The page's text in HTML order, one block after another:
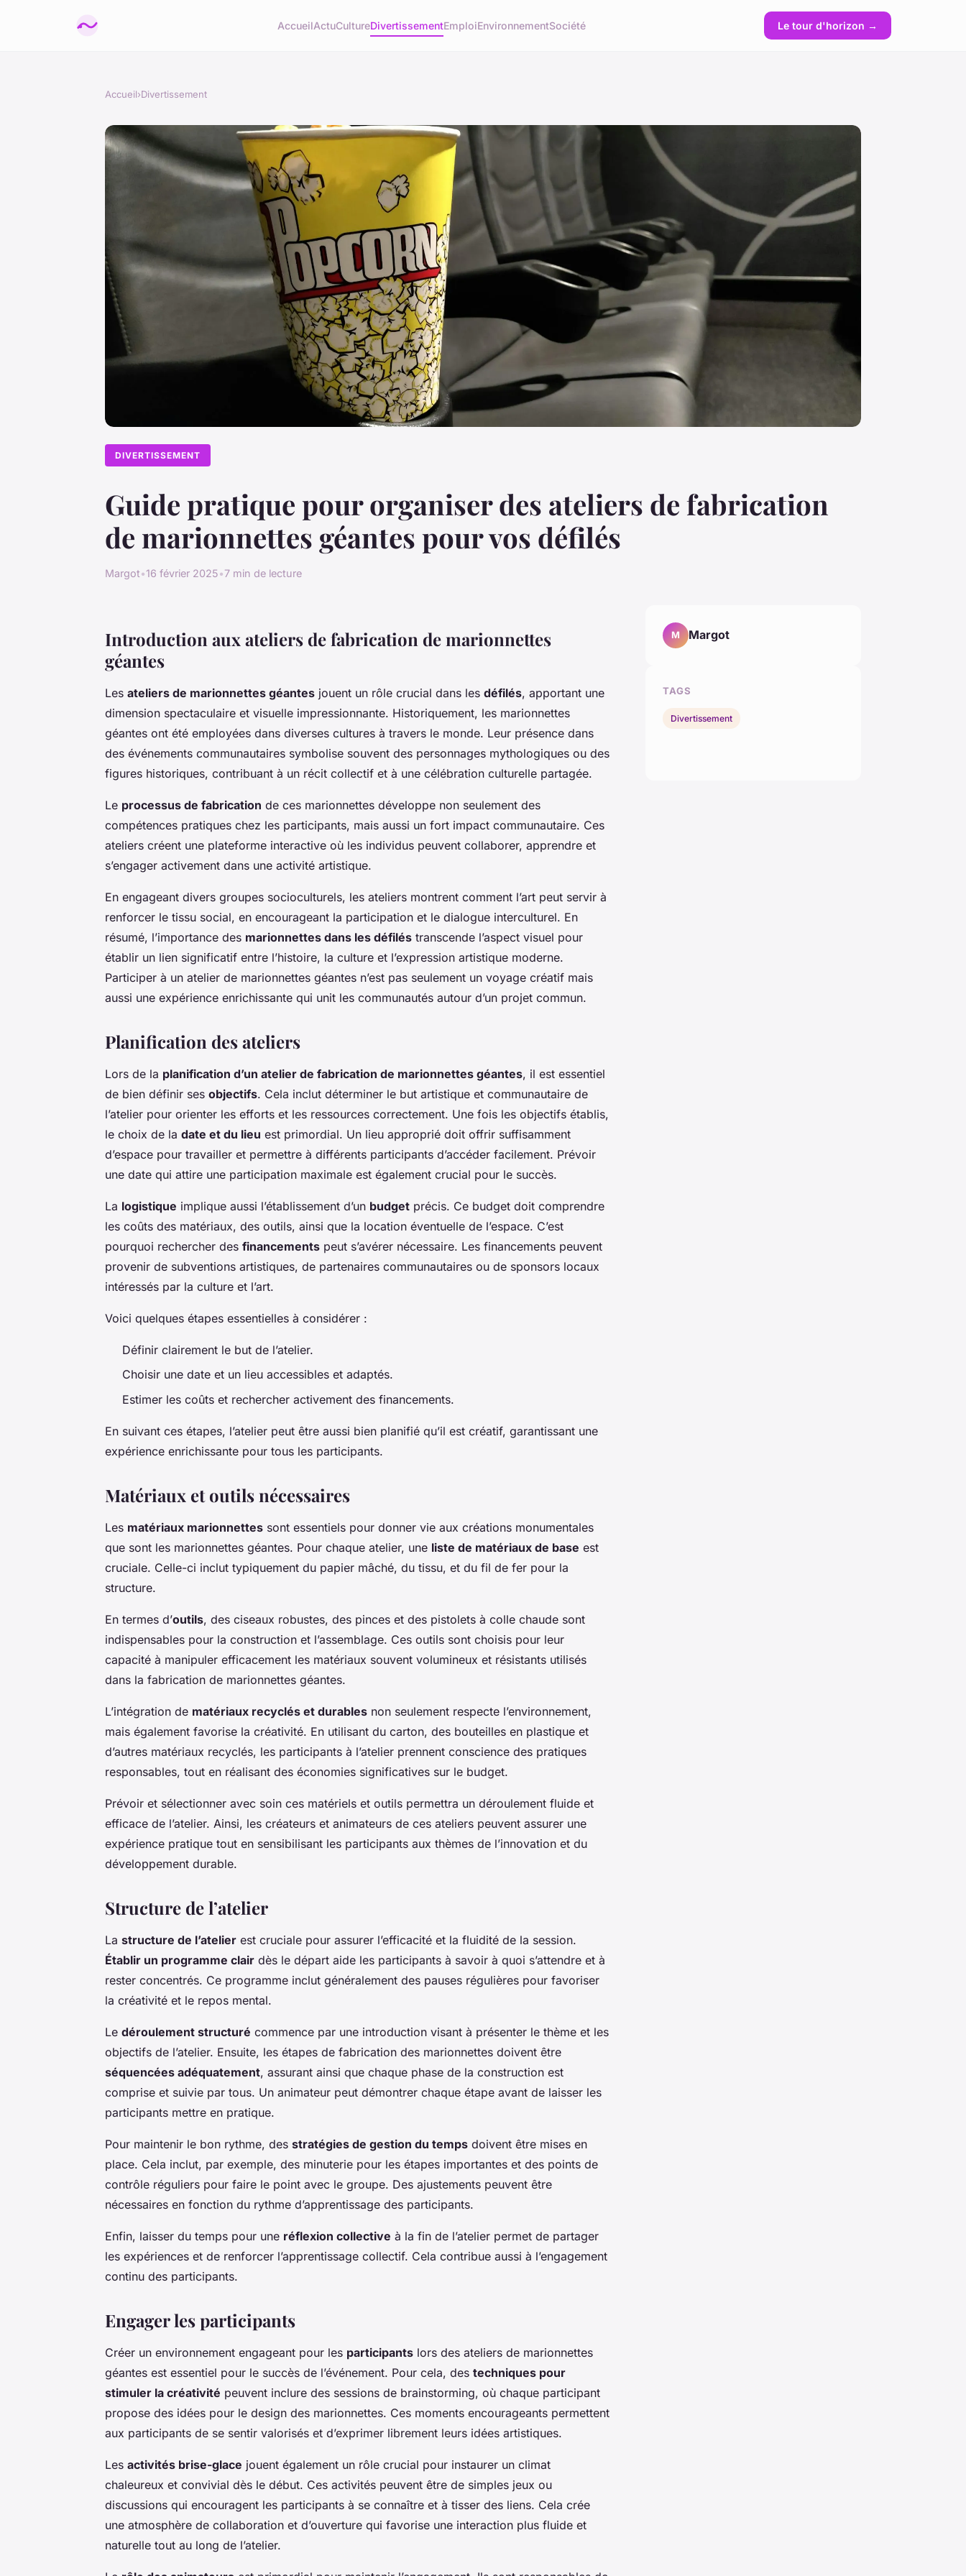
AccueilActuCultureDivertissementEmploiEnvironnementSociété Le tour d'horizon →
Accueil›Divertissement
DIVERTISSEMENT
Guide pratique pour organiser des ateliers de fabrication
de marionnettes géantes pour vos défilés
Margot•16 février 2025•7 min de lecture
Introduction aux ateliers de fabrication de marionnettes
géantes
Les ateliers de marionnettes géantes jouent un rôle crucial dans les défilés, apportant une
dimension spectaculaire et visuelle impressionnante. Historiquement, les marionnettes
géantes ont été employées dans diverses cultures à travers le monde. Leur présence dans
des événements communautaires symbolise souvent des personnages mythologiques ou des
figures historiques, contribuant à un récit collectif et à une célébration culturelle partagée.
Le processus de fabrication de ces marionnettes développe non seulement des
compétences pratiques chez les participants, mais aussi un fort impact communautaire. Ces
ateliers créent une plateforme interactive où les individus peuvent collaborer, apprendre et
s’engager activement dans une activité artistique.
En engageant divers groupes socioculturels, les ateliers montrent comment l’art peut servir à
renforcer le tissu social, en encourageant la participation et le dialogue interculturel. En
résumé, l’importance des marionnettes dans les défilés transcende l’aspect visuel pour
établir un lien significatif entre l’histoire, la culture et l’expression artistique moderne.
Participer à un atelier de marionnettes géantes n’est pas seulement un voyage créatif mais
aussi une expérience enrichissante qui unit les communautés autour d’un projet commun.
Planification des ateliers
Lors de la planification d’un atelier de fabrication de marionnettes géantes, il est essentiel
de bien définir ses objectifs. Cela inclut déterminer le but artistique et communautaire de
l’atelier pour orienter les efforts et les ressources correctement. Une fois les objectifs établis,
le choix de la date et du lieu est primordial. Un lieu approprié doit offrir suffisamment
d’espace pour travailler et permettre à différents participants d’accéder facilement. Prévoir
une date qui attire une participation maximale est également crucial pour le succès.
La logistique implique aussi l’établissement d’un budget précis. Ce budget doit comprendre
les coûts des matériaux, des outils, ainsi que la location éventuelle de l’espace. C’est
pourquoi rechercher des financements peut s’avérer nécessaire. Les financements peuvent
provenir de subventions artistiques, de partenaires communautaires ou de sponsors locaux
intéressés par la culture et l’art.
Voici quelques étapes essentielles à considérer :
Définir clairement le but de l’atelier.
Choisir une date et un lieu accessibles et adaptés.
Estimer les coûts et rechercher activement des financements.
En suivant ces étapes, l’atelier peut être aussi bien planifié qu’il est créatif, garantissant une
expérience enrichissante pour tous les participants.
Matériaux et outils nécessaires
Les matériaux marionnettes sont essentiels pour donner vie aux créations monumentales
que sont les marionnettes géantes. Pour chaque atelier, une liste de matériaux de base est
cruciale. Celle-ci inclut typiquement du papier mâché, du tissu, et du fil de fer pour la
structure.
En termes d’outils, des ciseaux robustes, des pinces et des pistolets à colle chaude sont
indispensables pour la construction et l’assemblage. Ces outils sont choisis pour leur
capacité à manipuler efficacement les matériaux souvent volumineux et résistants utilisés
dans la fabrication de marionnettes géantes.
L’intégration de matériaux recyclés et durables non seulement respecte l’environnement,
mais également favorise la créativité. En utilisant du carton, des bouteilles en plastique et
d’autres matériaux recyclés, les participants à l’atelier prennent conscience des pratiques
responsables, tout en réalisant des économies significatives sur le budget.
Prévoir et sélectionner avec soin ces matériels et outils permettra un déroulement fluide et
efficace de l’atelier. Ainsi, les créateurs et animateurs de ces ateliers peuvent assurer une
expérience pratique tout en sensibilisant les participants aux thèmes de l’innovation et du
développement durable.
Structure de l’atelier
La structure de l’atelier est cruciale pour assurer l’efficacité et la fluidité de la session.
Établir un programme clair dès le départ aide les participants à savoir à quoi s’attendre et à
rester concentrés. Ce programme inclut généralement des pauses régulières pour favoriser
la créativité et le repos mental.
Le déroulement structuré commence par une introduction visant à présenter le thème et les
objectifs de l’atelier. Ensuite, les étapes de fabrication des marionnettes doivent être
séquencées adéquatement, assurant ainsi que chaque phase de la construction est
comprise et suivie par tous. Un animateur peut démontrer chaque étape avant de laisser les
participants mettre en pratique.
Pour maintenir le bon rythme, des stratégies de gestion du temps doivent être mises en
place. Cela inclut, par exemple, des minuterie pour les étapes importantes et des points de
contrôle réguliers pour faire le point avec le groupe. Des ajustements peuvent être
nécessaires en fonction du rythme d’apprentissage des participants.
Enfin, laisser du temps pour une réflexion collective à la fin de l’atelier permet de partager
les expériences et de renforcer l’apprentissage collectif. Cela contribue aussi à l’engagement
continu des participants.
Engager les participants
Créer un environnement engageant pour les participants lors des ateliers de marionnettes
géantes est essentiel pour le succès de l’événement. Pour cela, des techniques pour
stimuler la créativité peuvent inclure des sessions de brainstorming, où chaque participant
propose des idées pour le design des marionnettes. Ces moments encourageants permettent
aux participants de se sentir valorisés et d’exprimer librement leurs idées artistiques.
Les activités brise-glace jouent également un rôle crucial pour instaurer un climat
chaleureux et convivial dès le début. Ces activités peuvent être de simples jeux ou
discussions qui encouragent les participants à se connaître et à tisser des liens. Cela crée
une atmosphère de collaboration et d’ouverture qui favorise une interaction plus fluide et
naturelle tout au long de l’atelier.
M Margot
TAGS
Divertissement